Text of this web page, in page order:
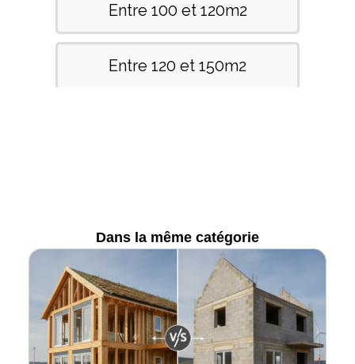
Dans la même catégorie